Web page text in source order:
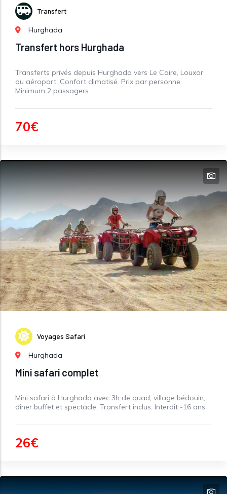
Transfert
Hurghada
Transfert hors Hurghada
Transferts privés depuis Hurghada vers Le Caire, Louxor
ou aéroport. Confort climatisé. Prix par personne.
Minimum 2 passagers.
70€
Voyages Safari
Hurghada
Mini safari complet
Mini safari à Hurghada avec 3h de quad, village bédouin,
dîner buffet et spectacle. Transfert inclus. Interdit -16 ans
26€